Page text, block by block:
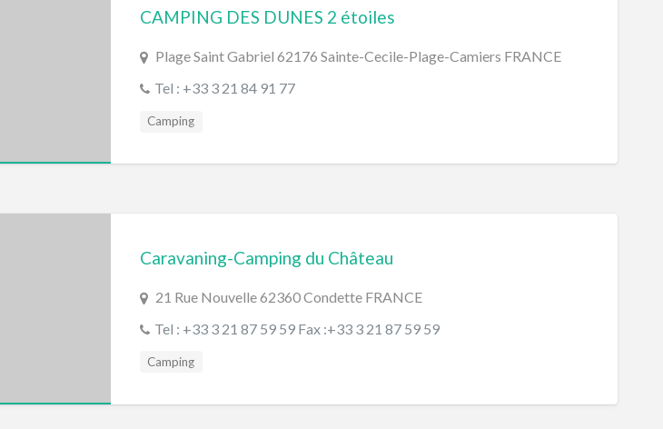
CAMPING DES DUNES 2 étoiles
Plage Saint Gabriel 62176 Sainte-Cecile-Plage-Camiers FRANCE
Tel : +33 3 21 84 91 77
Camping
Caravaning-Camping du Château
21 Rue Nouvelle 62360 Condette FRANCE
Tel : +33 3 21 87 59 59 Fax :+33 3 21 87 59 59
Camping